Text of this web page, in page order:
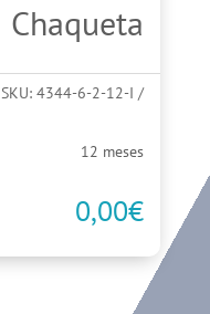
Chaqueta
SKU:4344-6-2-12-I
12 meses
0,00€